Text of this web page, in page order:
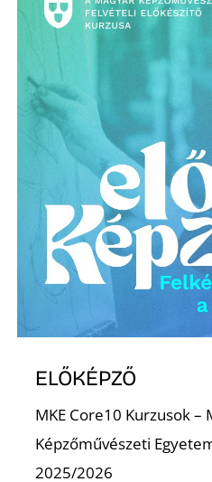
ELŐKÉPZŐ
MKE Core10 Kurzusok –
Képzőművészeti
2025/2026